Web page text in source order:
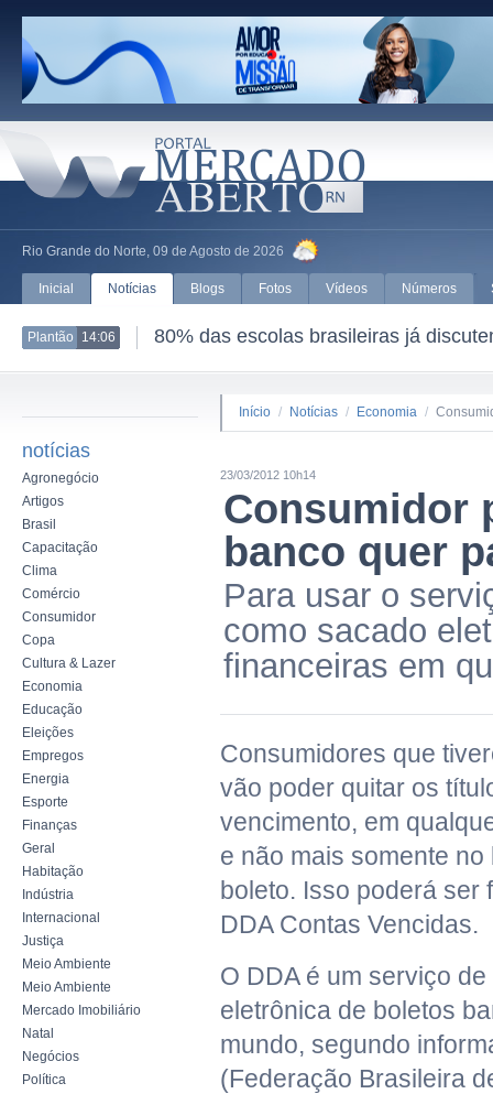
Rio Grande do Norte, 09 de Agosto de 2026
Inicial Notícias Blogs Fotos Vídeos Números
Plantão 14:06 80% das escolas brasileiras já
notícias
Agronegócio
Artigos
Brasil
Capacitação
Clima
Comércio
Consumidor
Copa
Cultura & Lazer
Economia
Educação
Eleições
Empregos
Energia
Esporte
Finanças
Geral
Habitação
Indústria
Internacional
Justiça
Meio Ambiente
Meio Ambiente
Mercado Imobiliário
Natal
Negócios
Política
Início / Notícias / Economia /
23/03/2012 10h14
Consumidor
banco quer
Para usar o
como sacado
financeiras em
Consumidores que
vão poder quitar os
vencimento, em
e não mais somente
boleto. Isso poderá ser
DDA Contas Vencidas.
O DDA é um serviço
eletrônica de boletos
mundo, segundo
(Federação Brasileira